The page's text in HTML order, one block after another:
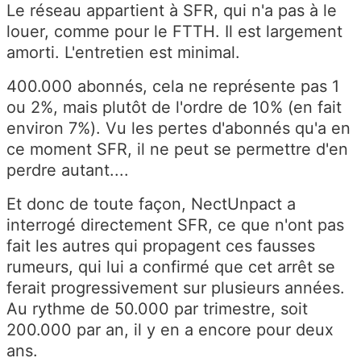
Le réseau appartient à SFR, qui n'a pas à le
louer, comme pour le FTTH. Il est largement
amorti. L'entretien est minimal.
400.000 abonnés, cela ne représente pas 1
ou 2%, mais plutôt de l'ordre de 10% (en fait
environ 7%). Vu les pertes d'abonnés qu'a en
ce moment SFR, il ne peut se permettre d'en
perdre autant....
Et donc de toute façon, NectUnpact a
interrogé directement SFR, ce que n'ont pas
fait les autres qui propagent ces fausses
rumeurs, qui lui a confirmé que cet arrêt se
ferait progressivement sur plusieurs années.
Au rythme de 50.000 par trimestre, soit
200.000 par an, il y en a encore pour deux
ans.